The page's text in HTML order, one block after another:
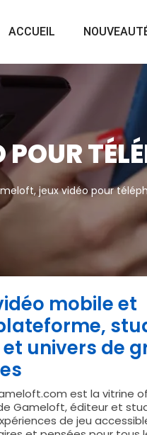
ACCUEIL
jeux vidéo pour
mobile et
univers de
est la vitrine
Gameloft, éditeur et
de jeu